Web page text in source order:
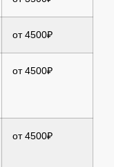
от 4500₽
от 4500₽
от 4500₽